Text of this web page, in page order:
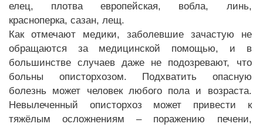
елец, плотва европейская, вобла, линь,
красноперка, сазан, лещ.
Как отмечают медики, заболевшие зачастую не
обращаются за медицинской помощью, и в
большинстве случаев даже не подозревают, что
больны описторхозом. Подхватить опасную
болезнь может человек любого пола и возраста.
Невылеченный описторхоз может привести к
тяжёлым осложнениям – поражению печени,